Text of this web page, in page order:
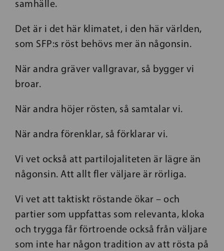
samhälle.
Det är i det här klimatet, i den här världen,
som SFP:s röst behövs mer än någonsin.
När andra gräver vallgravar, så bygger vi
broar.
När andra höjer rösten, så samtalar vi.
När andra förenklar, så förklarar vi.
Vi vet också att partilojaliteten är lägre än
någonsin. Att allt fler väljare är rörliga.
Vi vet att taktiskt röstande ökar – och
partier som uppfattas som relevanta, kloka
och trygga får förtroende också från väljare
som inte har någon tradition av att rösta på